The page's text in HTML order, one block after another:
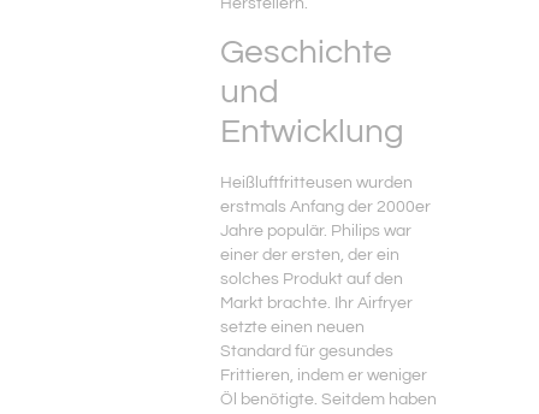
Herstellern.
Geschichte
und
Entwicklung
Heißluftfritteusen wurden
erstmals Anfang der 2000er
Jahre populär. Philips war
einer der ersten, der ein
solches Produkt auf den
Markt brachte. Ihr Airfryer
setzte einen neuen
Standard für gesundes
Frittieren, indem er weniger
Öl benötigte. Seitdem haben